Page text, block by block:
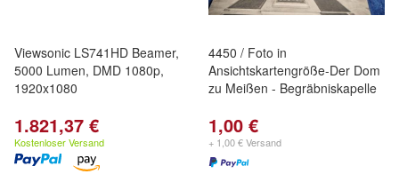
Viewsonic LS741HD Beamer,
5000 Lumen, DMD 1080p,
1920x1080
1.821,37 €
Kostenloser Versand
4450 / Foto in
Ansichtskartengröße-Der Dom
zu Meißen - Begräbniskapelle
1,00 €
+ 1,00 € Versand